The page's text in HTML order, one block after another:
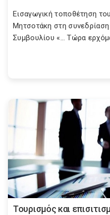
Εισαγωγική τοποθέτηση
Μητσοτάκη στη
Συμβουλίου «… Τώρα
Τουρισμός και